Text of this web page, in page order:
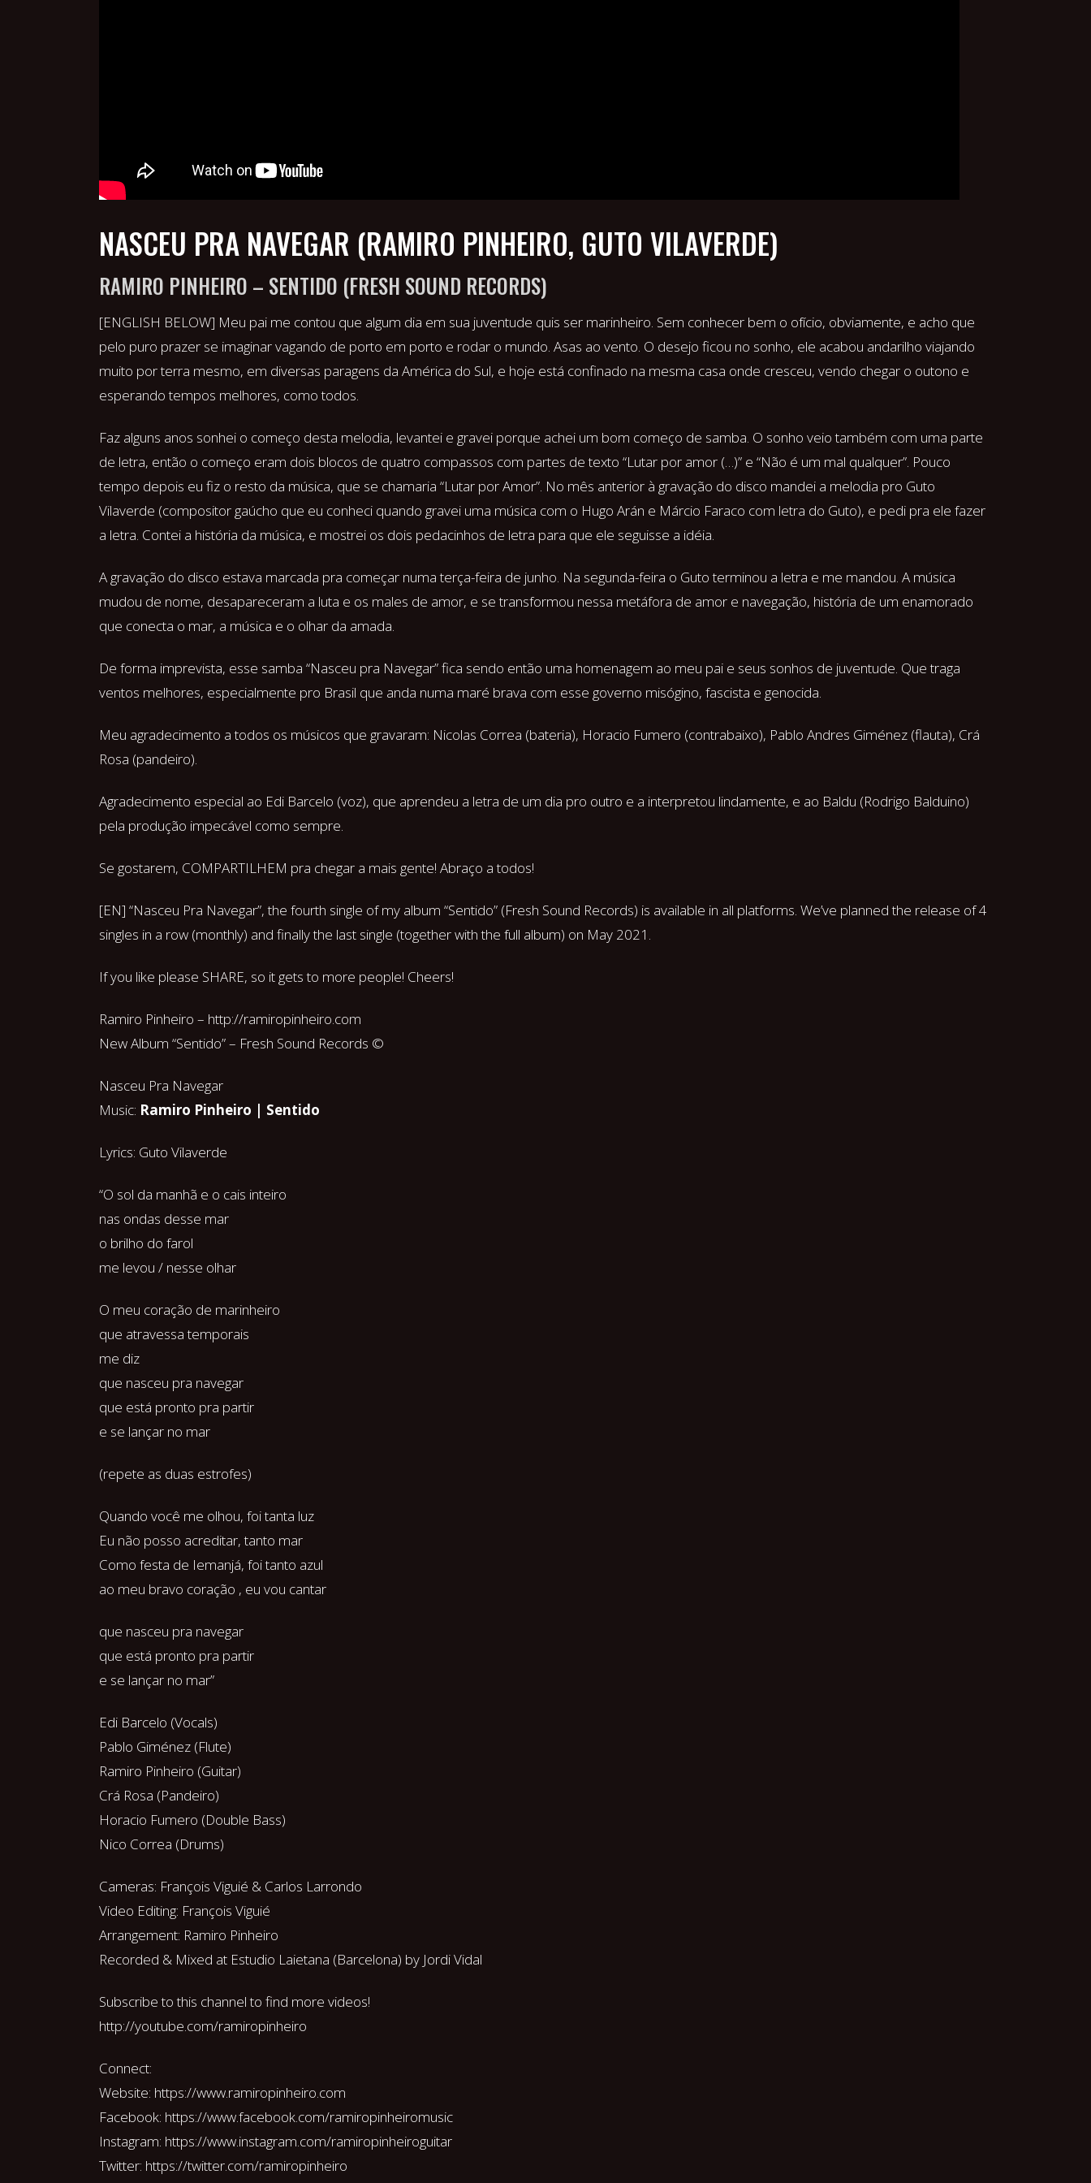
NASCEU PRA NAVEGAR (RAMIRO PINHEIRO, GUTO VILAVERDE)
RAMIRO PINHEIRO – SENTIDO (FRESH SOUND RECORDS)
[ENGLISH BELOW] Meu pai me contou que algum dia em sua juventude quis ser marinheiro. Sem conhecer bem o ofício, obviamente, e acho que
pelo puro prazer se imaginar vagando de porto em porto e rodar o mundo. Asas ao vento. O desejo ficou no sonho, ele acabou andarilho viajando
muito por terra mesmo, em diversas paragens da América do Sul, e hoje está confinado na mesma casa onde cresceu, vendo chegar o outono e
esperando tempos melhores, como todos.
Faz alguns anos sonhei o começo desta melodia, levantei e gravei porque achei um bom começo de samba. O sonho veio também com uma parte
de letra, então o começo eram dois blocos de quatro compassos com partes de texto “Lutar por amor (…)” e “Não é um mal qualquer”. Pouco
tempo depois eu fiz o resto da música, que se chamaria “Lutar por Amor”. No mês anterior à gravação do disco mandei a melodia pro Guto
Vilaverde (compositor gaúcho que eu conheci quando gravei uma música com o Hugo Arán e Márcio Faraco com letra do Guto), e pedi pra ele fazer
a letra. Contei a história da música, e mostrei os dois pedacinhos de letra para que ele seguisse a idéia.
A gravação do disco estava marcada pra começar numa terça-feira de junho. Na segunda-feira o Guto terminou a letra e me mandou. A música
mudou de nome, desapareceram a luta e os males de amor, e se transformou nessa metáfora de amor e navegação, história de um enamorado
que conecta o mar, a música e o olhar da amada.
De forma imprevista, esse samba “Nasceu pra Navegar” fica sendo então uma homenagem ao meu pai e seus sonhos de juventude. Que traga
ventos melhores, especialmente pro Brasil que anda numa maré brava com esse governo misógino, fascista e genocida.
Meu agradecimento a todos os músicos que gravaram: Nicolas Correa (bateria), Horacio Fumero (contrabaixo), Pablo Andres Giménez (flauta), Crá
Rosa (pandeiro).
Agradecimento especial ao Edi Barcelo (voz), que aprendeu a letra de um dia pro outro e a interpretou lindamente, e ao Baldu (Rodrigo Balduino)
pela produção impecável como sempre.
Se gostarem, COMPARTILHEM pra chegar a mais gente! Abraço a todos!
[EN] “Nasceu Pra Navegar”, the fourth single of my album “Sentido” (Fresh Sound Records) is available in all platforms. We’ve planned the release of 4
singles in a row (monthly) and finally the last single (together with the full album) on May 2021.
If you like please SHARE, so it gets to more people! Cheers!
Ramiro Pinheiro – http://ramiropinheiro.com
New Album “Sentido” – Fresh Sound Records ©
Nasceu Pra Navegar
Music: Ramiro Pinheiro | Sentido
Lyrics: Guto Vilaverde
“O sol da manhã e o cais inteiro
nas ondas desse mar
o brilho do farol
me levou / nesse olhar
O meu coração de marinheiro
que atravessa temporais
me diz
que nasceu pra navegar
que está pronto pra partir
e se lançar no mar
(repete as duas estrofes)
Quando você me olhou, foi tanta luz
Eu não posso acreditar, tanto mar
Como festa de Iemanjá, foi tanto azul
ao meu bravo coração , eu vou cantar
que nasceu pra navegar
que está pronto pra partir
e se lançar no mar”
Edi Barcelo (Vocals)
Pablo Giménez (Flute)
Ramiro Pinheiro (Guitar)
Crá Rosa (Pandeiro)
Horacio Fumero (Double Bass)
Nico Correa (Drums)
Cameras: François Viguié & Carlos Larrondo
Video Editing: François Viguié
Arrangement: Ramiro Pinheiro
Recorded & Mixed at Estudio Laietana (Barcelona) by Jordi Vidal
Subscribe to this channel to find more videos!
http://youtube.com/ramiropinheiro
Connect:
Website: https://www.ramiropinheiro.com
Facebook: https://www.facebook.com/ramiropinheiromusic
Instagram: https://www.instagram.com/ramiropinheiroguitar
Twitter: https://twitter.com/ramiropinheiro